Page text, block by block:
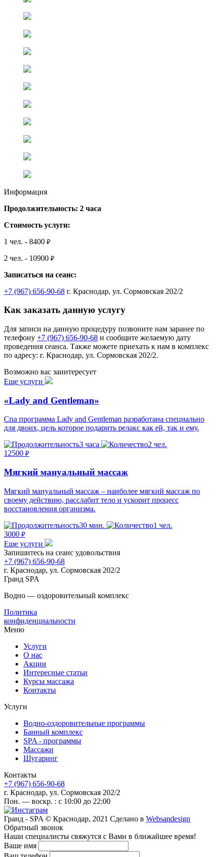
Информация
Продолжительность: 2 часа
Стоимость услуги:
1 чел. - 8400 ₽
2 чел. - 10900 ₽
Записаться на сеанс:
+7 (967) 656-90-68 г. Краснодар, ул. Сормовская 202/2
Как заказать данную услугу
Для записи на данную процедуру позвоните нам заранее по
телефону +7 (967) 656-90-68 и сообщите желаемую дату
проведения сеанса. Также можете приехать к нам в комплекс
по адресу: г. Краснодар, ул. Сормовская 202/2.
Возможно вас заинтересует
Еще услуги
«Lady and Gentleman»
Спа программа Lady and Gentleman разработана специально
для двоих, цель которое подарить релакс как ей, так и ему.
3 часа
2 чел.
12500 ₽
Мягкий мануальный массаж
Мягкий мануальный массаж – наиболее мягкий массаж по
своему действию, расслабит тело и ускорит процесс
восстановления организма.
30 мин.
1 чел.
3000 ₽
Еще услуги
Запишитесь на сеанс удовольствия
+7 (967) 656-90-68
г. Краснодар, ул. Сормовская 202/2
Гранд SPA
Воднo — оздоровительный комплекс
Политика
конфиденциальности
Меню
Услуги
О нас
Акции
Интересные статьи
Курсы массажа
Контакты
Услуги
Водно-оздоровительные программы
Банный комплекс
SPA - программы
Массажи
Шугаринг
Контакты
+7 (967) 656-90-68
г. Краснодар, ул. Сормовская 202/2
Пон. — воскр. : с 10:00 до 22:00
Гранд - SPA © Краснодар, 2021 Сделано в Websandesign
Обратный звонок
Наши специалисты свяжутся с Вами в ближайшее время!
Ваше имя